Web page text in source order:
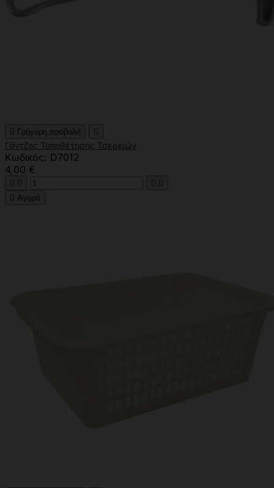
 Γρήγορη προβολή 
Γάντζος Τοποθέτησης Τσερκιών
Κωδικός: D7012
4,00 €
   
 Αγορά